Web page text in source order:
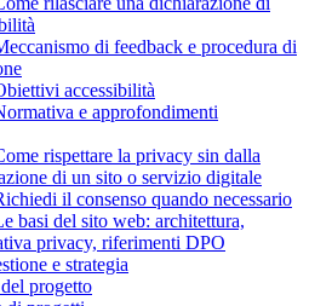
di feedback e procedura di
accessibilità
e approfondimenti
rispettare la privacy sin dalla
di un sito o servizio digitale
il consenso quando necessario
basi del sito web: architettura,
privacy, riferimenti DPO
e strategia
progetto